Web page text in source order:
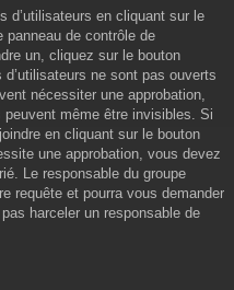
d’utilisateurs en cliquant sur le
panneau de contrôle de
un, cliquez sur le bouton
ne sont pas ouverts
nécessiter une approbation,
peuvent même être invisibles. Si
en cliquant sur le bouton
une approbation, vous devez
Le responsable du groupe
requête et pourra vous demander
harceler un responsable de